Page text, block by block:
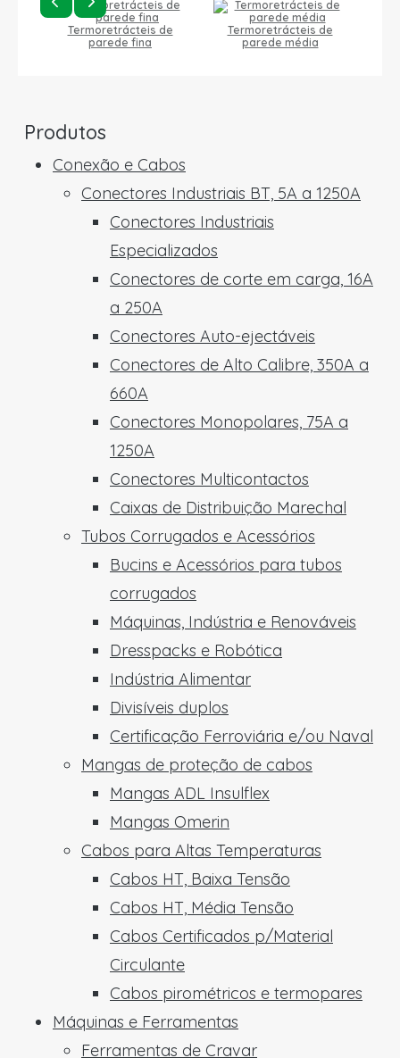
Termoretrácteis de
parede fina
Termoretrácteis de
parede média
Produtos
Conexão e Cabos
Conectores Industriais BT, 5A a 1250A
Conectores Industriais
Especializados
Conectores de corte em carga, 16A
a 250A
Conectores Auto-ejectáveis
Conectores de Alto Calibre, 350A a
660A
Conectores Monopolares, 75A a
1250A
Conectores Multicontactos
Caixas de Distribuição Marechal
Tubos Corrugados e Acessórios
Bucins e Acessórios para tubos
corrugados
Máquinas, Indústria e Renováveis
Dresspacks e Robótica
Indústria Alimentar
Divisíveis duplos
Certificação Ferroviária e/ou Naval
Mangas de proteção de cabos
Mangas ADL Insulflex
Mangas Omerin
Cabos para Altas Temperaturas
Cabos HT, Baixa Tensão
Cabos HT, Média Tensão
Cabos Certificados p/Material
Circulante
Cabos pirométricos e termopares
Máquinas e Ferramentas
Ferramentas de Cravar